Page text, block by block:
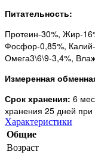
Питательность:
Протеин-30%, Жир-
Фосфор-0,85%,
Омега3\6\9-3,4%,
Измеренная
Срок хранения: 6
хранения 25 дней при
Характеристики
Общие
Возраст